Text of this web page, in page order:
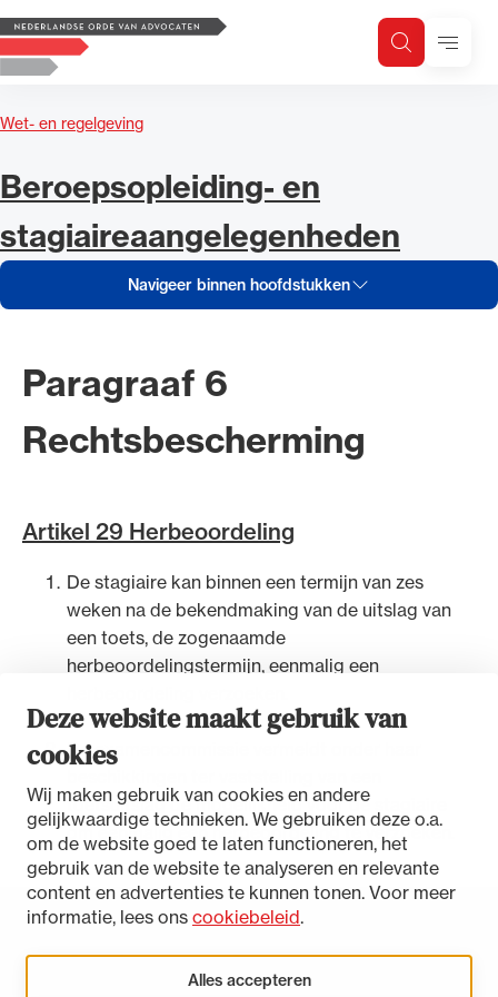
Deze website maakt gebruik van
cookies
Wij maken gebruik van cookies en andere
gelijkwaardige technieken. We gebruiken deze o.a.
om de website goed te laten functioneren, het
gebruik van de website te analyseren en relevante
content en advertenties te kunnen tonen. Voor meer
informatie, lees ons cookiebeleid.
Alles accepteren
Logo, to the homepage
ZoekenMenu
Wet- en regelgeving
Navigeer binnen hoofdstukken
Paragraaf 6
Rechtsbescherming
Artikel 29 Herbeoordeling
De stagiaire kan binnen een termijn van zes
weken na de bekendmaking van de uitslag van
een toets, de zogenaamde
herbeoordelingstermijn, eenmalig een
De examencommissie vermeldt onder haar
toetsuitslag de mogelijkheid voor de stagiaire
om eenmalig een herbeoordeling te verzoeken.
Navigeer inhoud van
Beroepsopleiding- en
stagiaireaangelegenheden
Navigeer inhoud van
Zoeken
Zoek op trefwoord
Uitgelicht
Alle wet- en regelgeving voor de advocatuur.
Van de Advocatenwet tot de Verordening op
de advocatuur (Voda) en de Regeling op de
advocatuur (Roda).